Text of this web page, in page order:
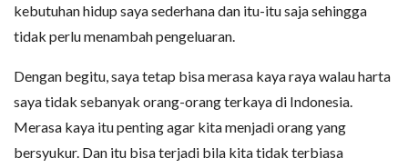
kebutuhan hidup saya sederhana dan itu-itu saja sehingga
tidak perlu menambah pengeluaran.
Dengan begitu, saya tetap bisa merasa kaya raya walau harta
saya tidak sebanyak orang-orang terkaya di Indonesia.
Merasa kaya itu penting agar kita menjadi orang yang
bersyukur. Dan itu bisa terjadi bila kita tidak terbiasa